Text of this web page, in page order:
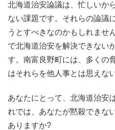
北海道治安論議は、忙しいか
ない課題です。それらの論議
うとすべきなのかもしれませ
で北海道治安を解決できない
す。南富良野町には、多くの
はそれらを他人事とは思えな
あなたにとって、北海道治安
れでは、あなたが黙殺できな
ありますか?